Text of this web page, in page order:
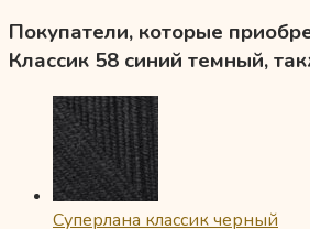
Покупатели, которые
Классик 58 синий темный,
Суперлана классик черный